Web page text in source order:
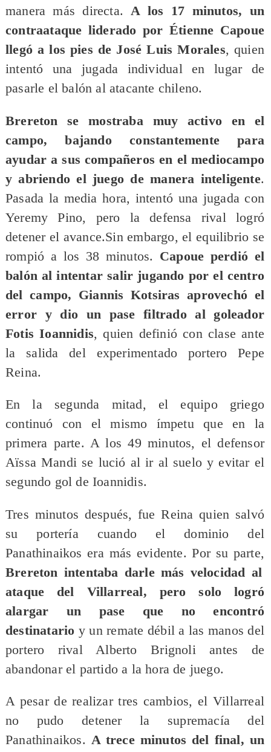
manera más directa.A los 17 minutos, un
contraataque liderado por Étienne Capoue
llegó a los pies de José Luis Morales, quien
intentó una jugada individual en lugar de
pasarle el balón al atacante chileno.
Brereton se mostraba muy activo en el
campo, bajando constantemente para
ayudar a sus compañeros en el mediocampo
y abriendo el juego de manera inteligente.
Pasada la media hora, intentó una jugada con
Yeremy Pino, pero la defensa rival logró
detener el avance.Sin embargo, el equilibrio se
rompió a los 38 minutos. Capoue perdió el
balón al intentar salir jugando por el centro
del campo, Giannis Kotsiras aprovechó el
error y dio un pase filtrado al goleador
Fotis Ioannidis, quien definió con clase ante
la salida del experimentado portero Pepe
Reina.
En la segunda mitad, el equipo griego
continuó con el mismo ímpetu que en la
primera parte. A los 49 minutos, el defensor
Aïssa Mandi se lució al ir al suelo y evitar el
segundo gol de Ioannidis.
Tres minutos después, fue Reina quien salvó
su portería cuando el dominio del
Panathinaikos era más evidente. Por su parte,
Brereton intentaba darle más velocidad al
ataque del Villarreal, pero solo logró
alargar un pase que no encontró
destinatario y un remate débil a las manos del
portero rival Alberto Brignoli antes de
abandonar el partido a la hora de juego.
A pesar de realizar tres cambios, el Villarreal
no pudo detener la supremacía del
Panathinaikos. A trece minutos del final, un